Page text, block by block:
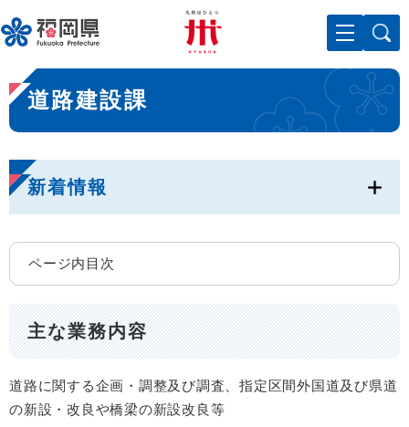
ー
ジ
先
頭
で
。
メニューを飛ばして本文へ
本
文
道路建設課
新着情報
ページ内目次
主な業務内容
道路に関する企画・調整及び調査、指定区間外国道及び県道
の新設・改良や橋梁の新設改良等